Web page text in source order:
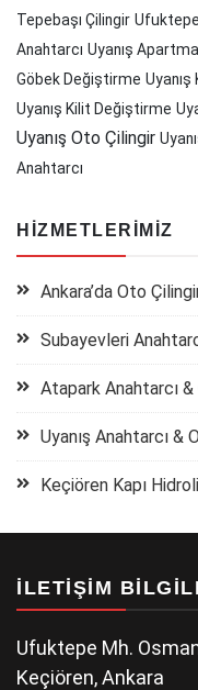
Tepebaşı Çilingir
Anahtarcı Uyanış
Göbek Değiştirme
Uyanış Kilit Değiştirme
Uyanış Oto Çilingir
Anahtarcı
HIZMETLERIMIZ
Ankara’da Oto
Subayevleri
Atapark Anahtarcı
Uyanış Anahtarcı &
Keçiören Kapı
İLETIŞIM
Ufuktepe Mh.
Keçiören, Ankara